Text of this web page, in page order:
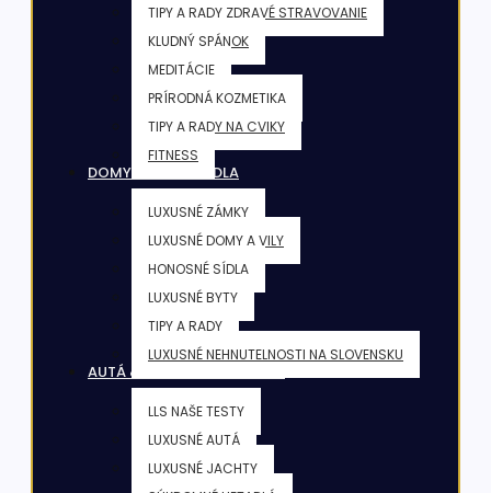
TIPY A RADY ZDRAVÉ STRAVOVANIE
KLUDNÝ SPÁNOK
MEDITÁCIE
PRÍRODNÁ KOZMETIKA
TIPY A RADY NA CVIKY
FITNESS
DOMY & VILY & SÍDLA
LUXUSNÉ ZÁMKY
LUXUSNÉ DOMY A VILY
HONOSNÉ SÍDLA
LUXUSNÉ BYTY
TIPY A RADY
LUXUSNÉ NEHNUTELNOSTI NA SLOVENSKU
AUTÁ & JACHTY & LIETADLÁ
LLS NAŠE TESTY
LUXUSNÉ AUTÁ
LUXUSNÉ JACHTY